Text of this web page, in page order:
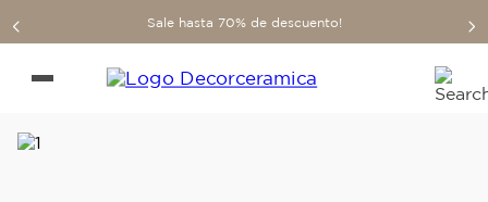
Sale hasta 70% de descuento!